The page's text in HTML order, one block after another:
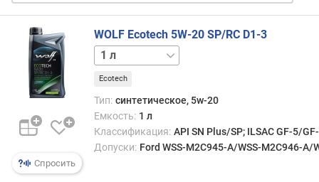
о
т
д
е
ш
е
в
х
к
Спросить
WOLF Ecotech 5W-20 SP/RC D1-3
4 л
Ecotech
Тип: синтетическое, 5w-20
Емкость: 1 л
Классификация: API SN Plus/SP; ILSAC GF-5/
Допуски: Ford WSS-M2C945-A/WSS-M2C946-A/